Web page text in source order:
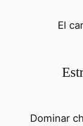
El
Dominar